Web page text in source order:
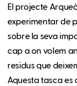
El projecte
experimentar de
sobre la seva
cap a on volem
residus que
Aquesta tasca es